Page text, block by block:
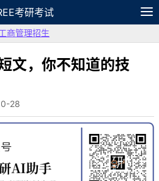
考研考试
APP
商管理招生
文，你不知道的技
28